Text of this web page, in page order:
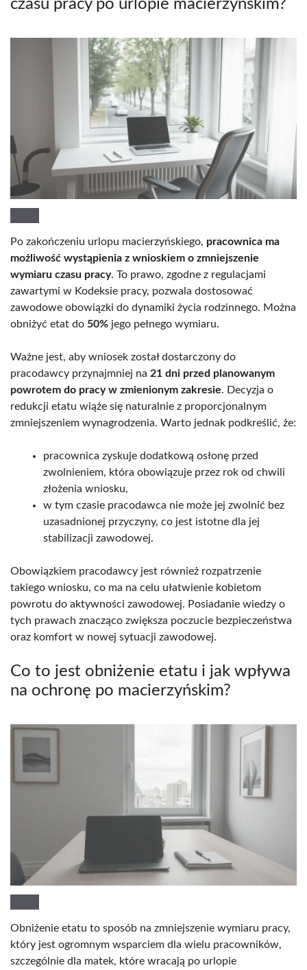
czasu pracy po urlopie macierzyńskim?
Po zakończeniu urlopu macierzyńskiego, pracownica ma
możliwość wystąpienia z wnioskiem o zmniejszenie
wymiaru czasu pracy. To prawo, zgodne z regulacjami
zawartymi w Kodeksie pracy, pozwala dostosować
zawodowe obowiązki do dynamiki życia rodzinnego. Można
obniżyć etat do 50% jego pełnego wymiaru.
Ważne jest, aby wniosek został dostarczony do
pracodawcy przynajmniej na 21 dni przed planowanym
powrotem do pracy w zmienionym zakresie. Decyzja o
redukcji etatu wiąże się naturalnie z proporcjonalnym
zmniejszeniem wynagrodzenia. Warto jednak podkreślić, że:
pracownica zyskuje dodatkową osłonę przed
zwolnieniem, która obowiązuje przez rok od chwili
złożenia wniosku,
w tym czasie pracodawca nie może jej zwolnić bez
uzasadnionej przyczyny, co jest istotne dla jej
stabilizacji zawodowej.
Obowiązkiem pracodawcy jest również rozpatrzenie
takiego wniosku, co ma na celu ułatwienie kobietom
powrotu do aktywności zawodowej. Posiadanie wiedzy o
tych prawach znacząco zwiększa poczucie bezpieczeństwa
oraz komfort w nowej sytuacji zawodowej.
Co to jest obniżenie etatu i jak wpływa
na ochronę po macierzyńskim?
Obniżenie etatu to sposób na zmniejszenie wymiaru pracy,
który jest ogromnym wsparciem dla wielu pracowników,
szczególnie dla matek, które wracają po urlopie